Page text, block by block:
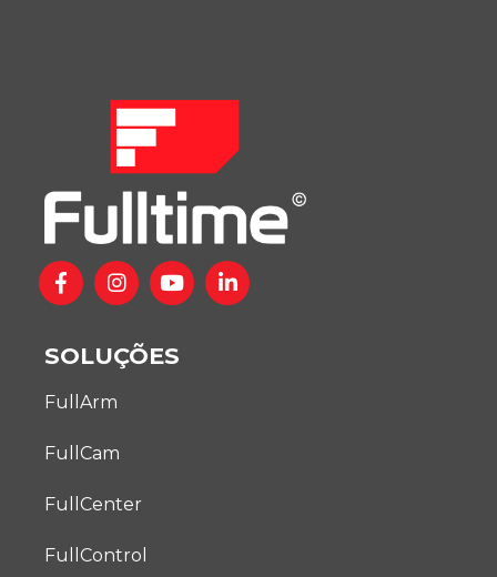
SOLUÇÕES
FullArm
FullCam
FullCenter
FullControl